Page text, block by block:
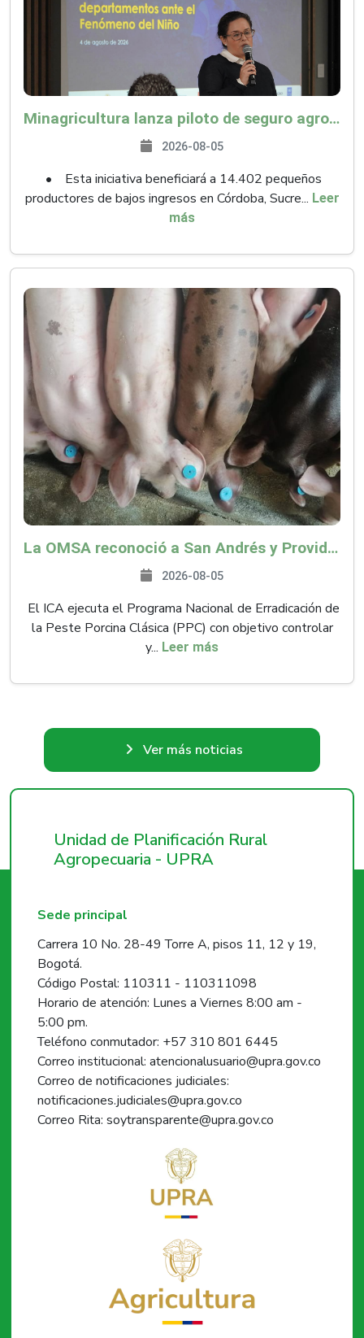
Minagricultura lanza piloto de seguro agropecuario por $9.625 millones para proteger a más de 14.000 pequeños productores contra riesgos del Fenómeno de El Niño
2026-08-05
• Esta iniciativa beneficiará a 14.402 pequeños
productores de bajos ingresos en Córdoba, Sucre... Leer
más
La OMSA reconoció a San Andrés y Providencia como zona libre de Peste Porcina Clásica (PPC)
2026-08-05
El ICA ejecuta el Programa Nacional de Erradicación de
la Peste Porcina Clásica (PPC) con objetivo controlar
y... Leer más
Ver más noticias
Unidad de Planificación Rural
Agropecuaria - UPRA
Sede principal
Carrera 10 No. 28-49 Torre A, pisos 11, 12 y 19,
Bogotá.
Código Postal: 110311 - 110311098
Horario de atención: Lunes a Viernes 8:00 am -
5:00 pm.
Teléfono conmutador: +57 310 801 6445
Correo institucional: atencionalusuario@upra.gov.co
Correo de notificaciones judiciales:
notificaciones.judiciales@upra.gov.co
Correo Rita: soytransparente@upra.gov.co